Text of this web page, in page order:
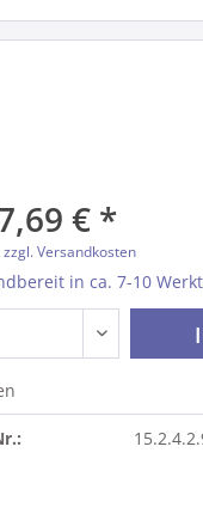
€ *
zzgl. Versandkosten
in ca. 7-10